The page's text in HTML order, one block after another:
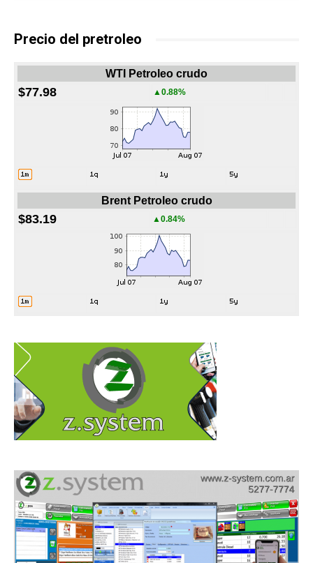
Precio del pretroleo
WTI Petroleo crudo
$77.98 ▲0.88%
Brent Petroleo crudo
$83.19 ▲0.84%